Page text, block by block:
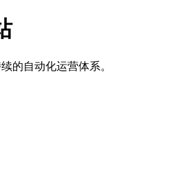
的自动化运营体系。